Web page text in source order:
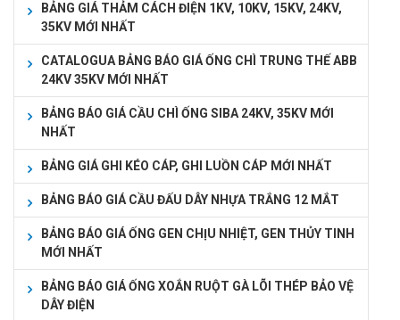
BẢNG GIÁ THẢM CÁCH ĐIỆN 1KV, 10KV, 15KV, 24KV,
35KV MỚI NHẤT
CATALOGUA BẢNG BÁO GIÁ ỐNG CHÌ TRUNG THẾ ABB
24KV 35KV MỚI NHẤT
BẢNG BÁO GIÁ CẦU CHÌ ỐNG SIBA 24KV, 35KV MỚI
NHẤT
BẢNG GIÁ GHI KÉO CÁP, GHI LUỒN CÁP MỚI NHẤT
BẢNG BÁO GIÁ CẦU ĐẤU DÂY NHỰA TRẮNG 12 MẮT
BẢNG BÁO GIÁ ỐNG GEN CHỊU NHIỆT, GEN THỦY TINH
MỚI NHẤT
BẢNG BÁO GIÁ ỐNG XOẮN RUỘT GÀ LÕI THÉP BẢO VỆ
DÂY ĐIỆN